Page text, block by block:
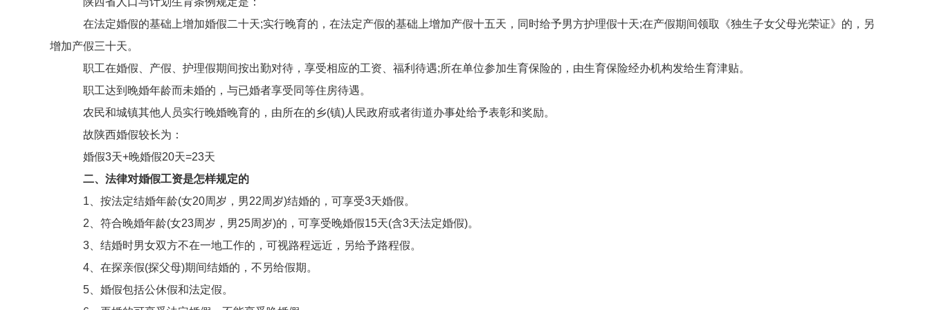
在法定婚假的基础上增加婚假二十天;实行晚育的，在法定产假的基础上增加产假十五天，同时给予男方护理假十天;在产假期间领取《独生子女父母光荣证》的，另
增加产假三十天。
职工在婚假、产假、护理假期间按出勤对待，享受相应的工资、福利待遇;所在单位参加生育保险的，由生育保险经办机构发给生育津贴。
职工达到晚婚年龄而未婚的，与已婚者享受同等住房待遇。
农民和城镇其他人员实行晚婚晚育的，由所在的乡(镇)人民政府或者街道办事处给予表彰和奖励。
故陕西婚假较长为：
婚假3天+晚婚假20天=23天
二、法律对婚假工资是怎样规定的
1、按法定结婚年龄(女20周岁，男22周岁)结婚的，可享受3天婚假。
2、符合晚婚年龄(女23周岁，男25周岁)的，可享受晚婚假15天(含3天法定婚假)。
3、结婚时男女双方不在一地工作的，可视路程远近，另给予路程假。
4、在探亲假(探父母)期间结婚的，不另给假期。
5、婚假包括公休假和法定假。